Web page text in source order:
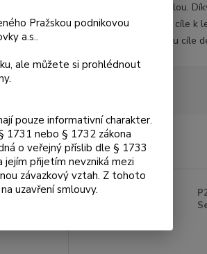
poloplášťovou střelou.
dochází při zásahu cíle k
Střela se po zásahu cíle
695 Kč
574 Kč bez DPH
Číslo produktu:
Pražskou podnikovou
a.s..
ale můžete si prohlédnout
pouze informativní charakter.
1731 nebo § 1732 zákona
o veřejný příslib dle § 1733
jejím přijetím nevzniká mezi
závazkový vztah. Z tohoto
uzavření smlouvy.